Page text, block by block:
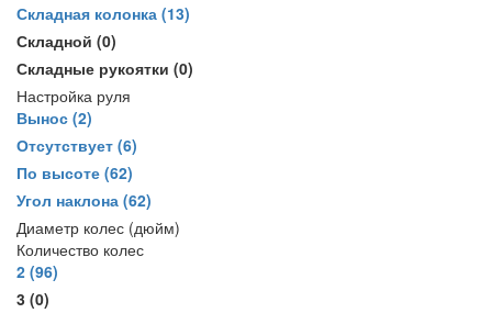
Складная колонка (13)
Складной (0)
Складные рукоятки (0)
Настройка руля
Вынос (2)
Отсутствует (6)
По высоте (62)
Угол наклона (62)
Диаметр колес (дюйм)
Количество колес
2 (96)
3 (0)